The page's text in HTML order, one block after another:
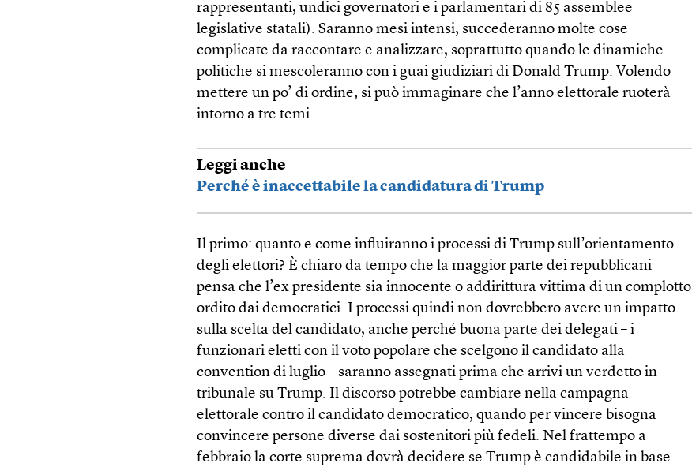
rappresentanti, undici governatori e i parlamentari di 85 assemblee
legislative statali). Saranno mesi intensi, succederanno molte cose
complicate da raccontare e analizzare, soprattutto quando le dinamiche
politiche si mescoleranno con i guai giudiziari di Donald Trump. Volendo
mettere un po’ di ordine, si può immaginare che l’anno elettorale ruoterà
intorno a tre temi.
Leggi anche
Perché è inaccettabile la candidatura di Trump
Il primo: quanto e come influiranno i processi di Trump sull’orientamento
degli elettori? È chiaro da tempo che la maggior parte dei repubblicani
pensa che l’ex presidente sia innocente o addirittura vittima di un complotto
ordito dai democratici. I processi quindi non dovrebbero avere un impatto
sulla scelta del candidato, anche perché buona parte dei delegati – i
funzionari eletti con il voto popolare che scelgono il candidato alla
convention di luglio – saranno assegnati prima che arrivi un verdetto in
tribunale su Trump. Il discorso potrebbe cambiare nella campagna
elettorale contro il candidato democratico, quando per vincere bisogna
convincere persone diverse dai sostenitori più fedeli. Nel frattempo a
febbraio la corte suprema dovrà decidere se Trump è candidabile in base